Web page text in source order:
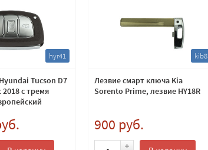
hyr41
Tucson D7
2018 с тремя
kib8
Лезвие смарт ключа Kia
Sorento Prime, лезвие HY18R
900 руб.